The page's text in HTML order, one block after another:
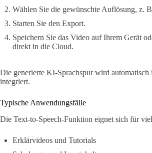
Wählen Sie die gewünschte Auflösung, z.
Starten Sie den Export.
Speichern Sie das Video auf Ihrem Gerät
direkt in die Cloud.
Die generierte KI-Sprachspur wird automatisch
integriert.
Typische Anwendungsfälle
Die Text-to-Speech-Funktion eignet sich für
Erklärvideos und Tutorials